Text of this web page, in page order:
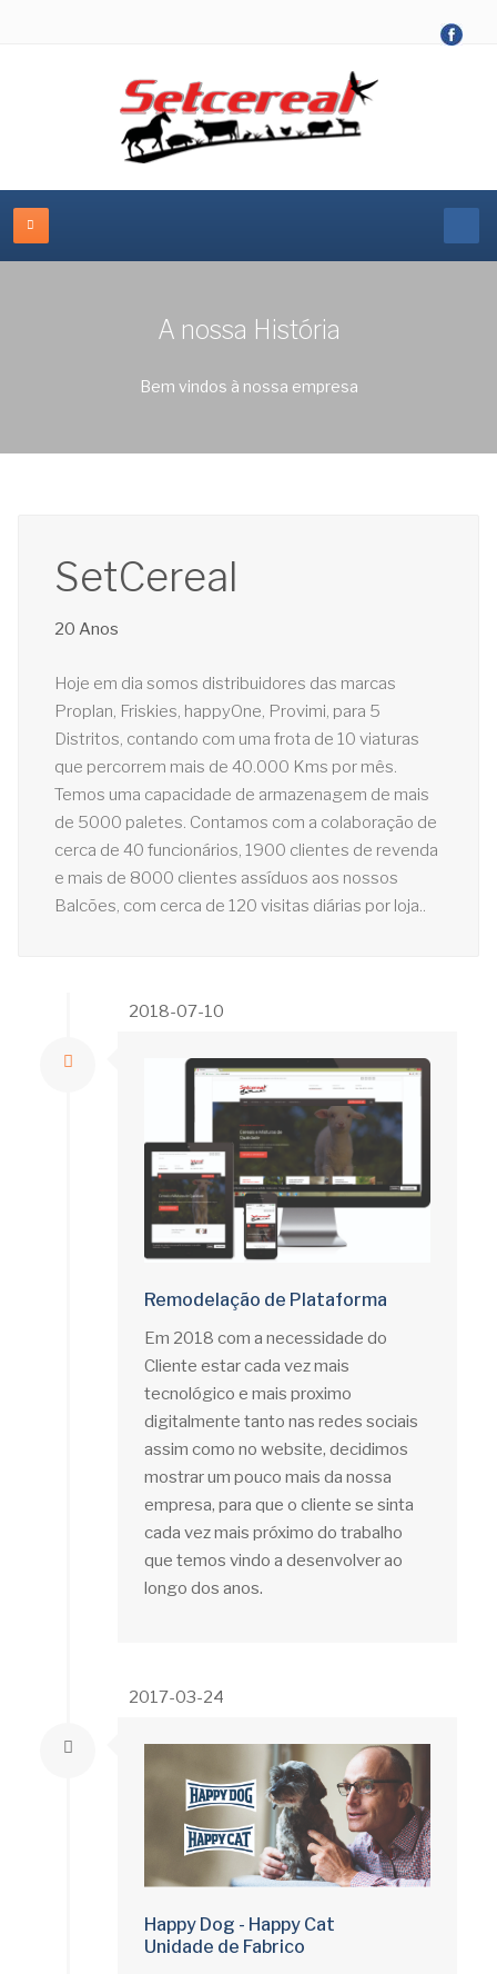
A nossa História
Bem vindos à nossa empresa
SetCereal
20 Anos
Hoje em dia somos distribuidores das marcas
Proplan, Friskies, happyOne, Provimi, para 5
Distritos, contando com uma frota de 10 viaturas
que percorrem mais de 40.000 Kms por mês.
Temos uma capacidade de armazenagem de mais
de 5000 paletes. Contamos com a colaboração de
cerca de 40 funcionários, 1900 clientes de revenda
e mais de 8000 clientes assíduos aos nossos
Balcões, com cerca de 120 visitas diárias por loja..
2018-07-10
Remodelação de Plataforma
Em 2018 com a necessidade do
Cliente estar cada vez mais
tecnológico e mais proximo
digitalmente tanto nas redes sociais
assim como no website, decidimos
mostrar um pouco mais da nossa
empresa, para que o cliente se sinta
cada vez mais próximo do trabalho
que temos vindo a desenvolver ao
longo dos anos.
2017-03-24
Happy Dog - Happy Cat
Unidade de Fabrico